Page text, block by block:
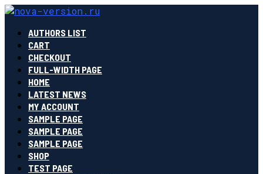
AUTHORS LIST
CART
CHECKOUT
FULL-WIDTH PAGE
HOME
LATEST NEWS
MY ACCOUNT
SAMPLE PAGE
SAMPLE PAGE
SAMPLE PAGE
SHOP
TEST PAGE